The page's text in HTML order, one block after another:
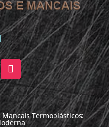
Termoplásticos: